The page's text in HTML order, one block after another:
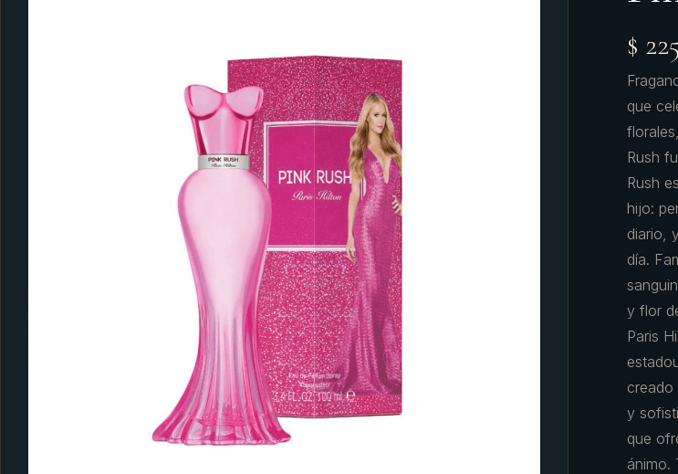
$
que
Rush
Rush
hijo:
diario,
día.
y flor
Paris
creado
y
que
ánimo.